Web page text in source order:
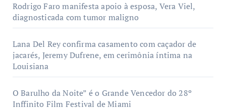
Rodrigo Faro manifesta apoio à esposa, Vera Viel,
diagnosticada com tumor maligno
Lana Del Rey confirma casamento com caçador de
jacarés, Jeremy Dufrene, em cerimônia íntima na
Louisiana
O Barulho da Noite” é o Grande Vencedor do 28º
Inffinito Film Festival de Miami